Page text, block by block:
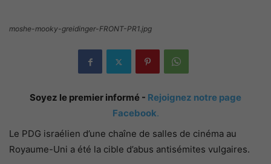
moshe-mooky-greidinger-FRONT-PR1.jpg
Soyez le premier informé - Rejoignez notre page
Facebook.
Le PDG israélien d’une chaîne de salles de cinéma au
Royaume-Uni a été la cible d’abus antisémites vulgaires.